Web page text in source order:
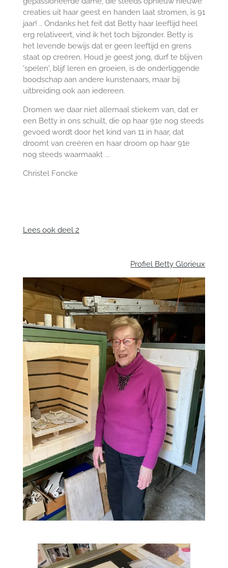
creaties uit haar geest en handen laat stromen, is 91
jaar! .. Ondanks het feit dat Betty haar leeftijd heel
erg relativeert, vind ik het toch bijzonder. Betty is
het levende bewijs dat er geen leeftijd en grens
staat op creëren. Houd je geest jong, durf te blijven
'spelen', blijf leren en groeien, is de onderliggende
boodschap aan andere kunstenaars, maar bij
uitbreiding ook aan iedereen.
Dromen we daar niet allemaal stiekem van, dat er
een Betty in ons schuilt, die op haar 91e nog steeds
gevoed wordt door het kind van 11 in haar, dat
droomt van creëren en haar droom op haar 91e
nog steeds waarmaakt ...
Christel Foncke
Lees ook deel 2
Profiel Betty Glorieux